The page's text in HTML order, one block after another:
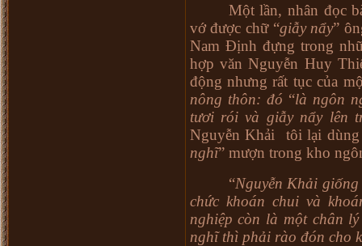
Một lần, nhân đọc
vớ được chữ “giẫy nẩy”
Nam Định đựng trong
hợp văn Nguyễn Huy
động nhưng rất tục của
nông thôn: đó “là ngôn
tươi rói và giẫy nẩy lên
Nguyễn Khải tôi lại dùng
nghĩ” mượn trong kho
“Nguyễn Khải
chức khoán chui và
nghiệp còn là một chân
nghĩ thì phải rào đón cho